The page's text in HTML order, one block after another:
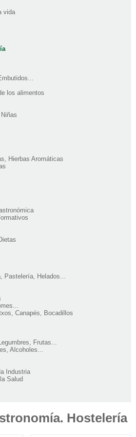
vida
los alimentos
Hierbas Aromáticas
Pastelería, Helados...
Canapés, Bocadillos
Frutas...
Alcoholes...
Industria
Salud
Hostelería